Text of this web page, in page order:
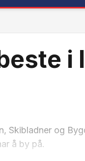
i
Skibladner og
å by på.